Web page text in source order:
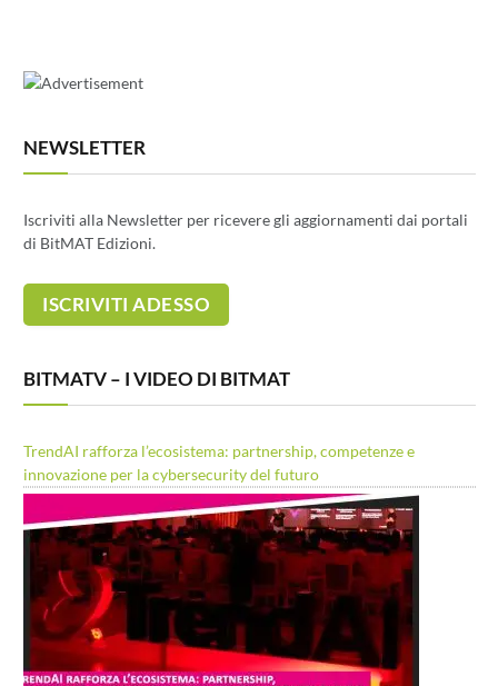
NEWSLETTER
Iscriviti alla Newsletter per ricevere gli aggiornamenti dai portali
di BitMAT Edizioni.
BITMATV – I VIDEO DI BITMAT
TrendAI rafforza l’ecosistema: partnership, competenze e
innovazione per la cybersecurity del futuro